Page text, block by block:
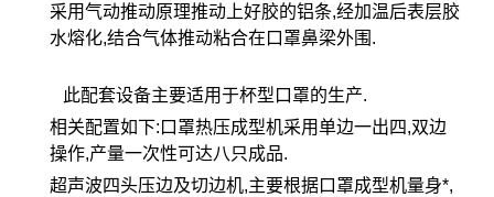
采用气动推动原理推动上好胶的铝条,经加温后表层胶
水熔化,结合气体推动粘合在口罩鼻梁外围.
此配套设备主要适用于杯型口罩的生产.
相关配置如下:口罩热压成型机采用单边一出四,双边
操作,产量一次性可达八只成品.
超声波四头压边及切边机,主要根据口罩成型机量身*,